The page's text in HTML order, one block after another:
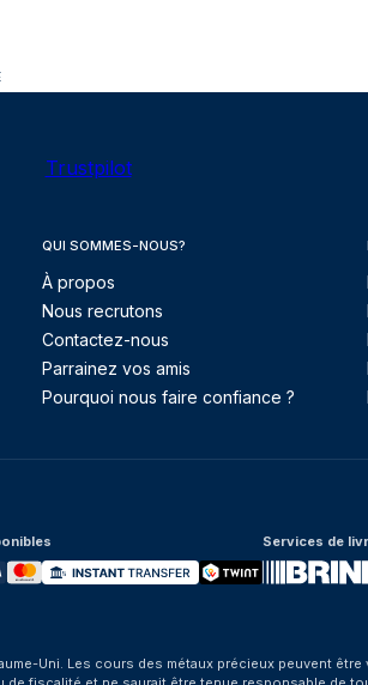
Trustpilot
QUI SOMMES-NOUS?
À propos
Nous recrutons
Contactez-nous
Parrainez vos amis
Pourquoi nous faire confiance ?
Services de
Uni. Les cours des métaux précieux peuvent